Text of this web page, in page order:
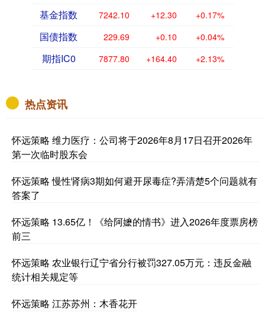
基金指数 7242.10 +12.30 +0.17%
国债指数 229.69 +0.10 +0.04%
期指IC0 7877.80 +164.40 +2.13%
热点资讯
怀远策略 维力医疗：公司将于2026年8月17日召开2026年
第一次临时股东会
怀远策略 慢性肾病3期如何避开尿毒症?弄清楚5个问题就有
答案了
怀远策略 13.65亿！《给阿嬷的情书》进入2026年度票房榜
前三
怀远策略 农业银行辽宁省分行被罚327.05万元：违反金融
统计相关规定等
怀远策略 江苏苏州：木香花开